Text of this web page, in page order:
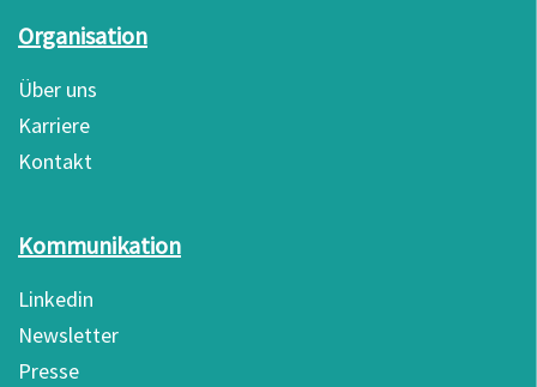
Organisation
Über uns
Karriere
Kontakt
Kommunikation
Linkedin
Newsletter
Presse